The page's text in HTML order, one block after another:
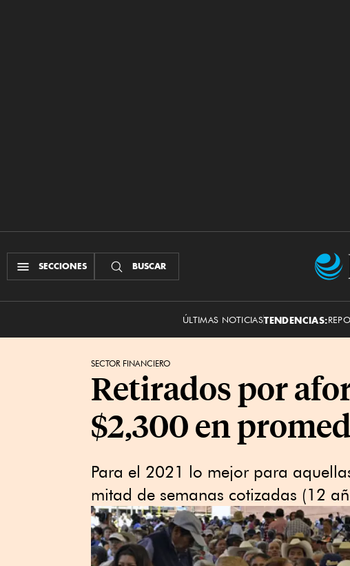
SECCIONES BUSCAR
ÚLTIMAS NOTICIASTENDENCIAS:
SECTOR FINANCIERO
Retirados por
$2,300 en
Para el 2021 lo mejor para
mitad de semanas cotizadas (12